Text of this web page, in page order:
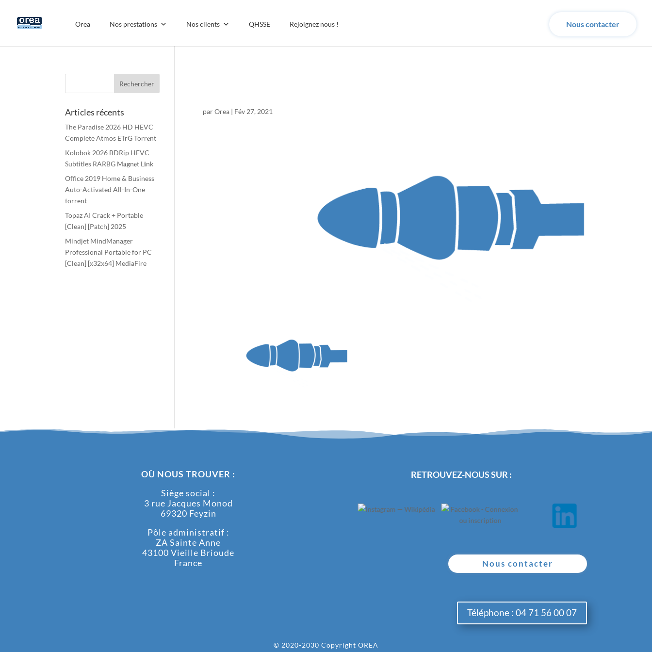
Orea Nos prestations Nos clients QHSSE Rejoignez nous ! Nous contacter
parOrea| Fév 27, 2021
Articles récents
The Paradise 2026 HD HEVC
Complete Atmos ETrG Torr𝐞nt
Kolobok 2026 BDRip HEVC
Subtitles RARBG M𝐚gn𝐞t L𝐢nk
Office 2019 Home & Business
Auto-Activated All-In-One
torrent
Topaz AI Crack + Portable
[Clean] [Patch] 2025
Mindjet MindManager
Professional Portable for PC
[Clean] [x32x64] MediaFire
OÙ NOUS TROUVER :
Siège social :
3 rue Jacques Monod
69320 Feyzin
Pôle administratif :
ZA Sainte Anne
43100 Vieille Brioude
France
RETROUVEZ-NOUS SUR :
Nous contacter
Téléphone : 04 71 56 00 07
© 2020-2030 Copyright OREA